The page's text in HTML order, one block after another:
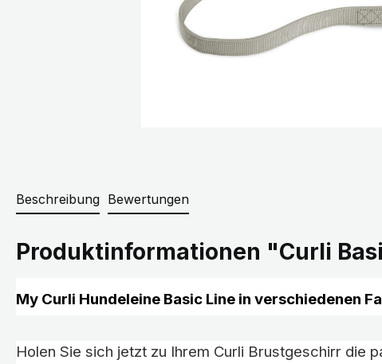
Beschreibung Bewertungen
Produktinformationen "Curli
My Curli Hundeleine Basic Line in verschiedenen
Holen Sie sich jetzt zu Ihrem Curli Brustgeschirr die